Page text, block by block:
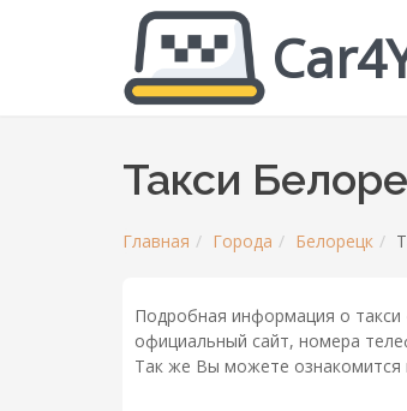
Такси
Главная Города Белорецк
Подробная информация о такси
официальный сайт, номера
Так же Вы можете ознакомится